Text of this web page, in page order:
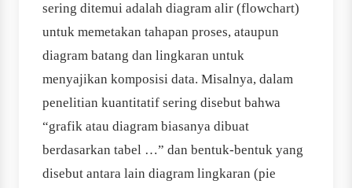
sering ditemui adalah diagram alir (flowchart)
untuk memetakan tahapan proses, ataupun
diagram batang dan lingkaran untuk
menyajikan komposisi data. Misalnya, dalam
penelitian kuantitatif sering disebut bahwa
“grafik atau diagram biasanya dibuat
berdasarkan tabel …” dan bentuk‐bentuk yang
disebut antara lain diagram lingkaran (pie